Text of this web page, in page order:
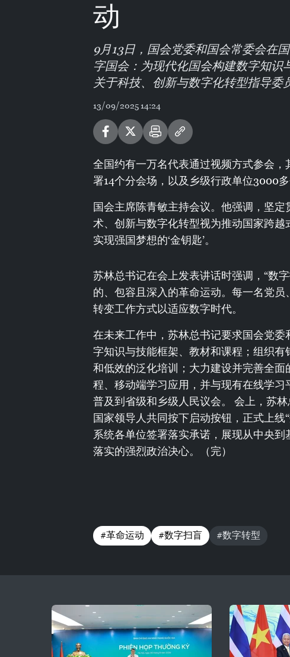
动
9月13日，国会党委和国会常委会在
字国会：为现代化国会构建数字知识
关于科技、创新与数字化转型指导委
13/09/2025 14:24
全国约有一万名代表通过视频方式参会
署14个分会场，以及乡级行政单位3000多
国会主席陈青敏主持会议。他强调，坚
术、创新与数字化转型视为推动国家跨越
实现强国梦想的‘金钥匙’。
苏林总书记在会上发表讲话时强调，“数
的、包容且深入的革命运动。每一名党
转变工作方式以适应数字时代。
在未来工作中，苏林总书记要求国会党
字知识与技能框架、教材和课程；组织
和低效的泛化培训；大力建设并完善全
程、移动端学习应用，并与现有在线学
普及到省级和乡级人民议会。 会上，苏
国家领导人共同按下启动按钮，正式上
系统各单位签署落实承诺，展现从中央
落实的强烈政治决心。（完）
#革命运动 #数字扫盲 #数字转型